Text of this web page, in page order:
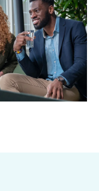
bij het
van jonge
verschillende
op
informerende